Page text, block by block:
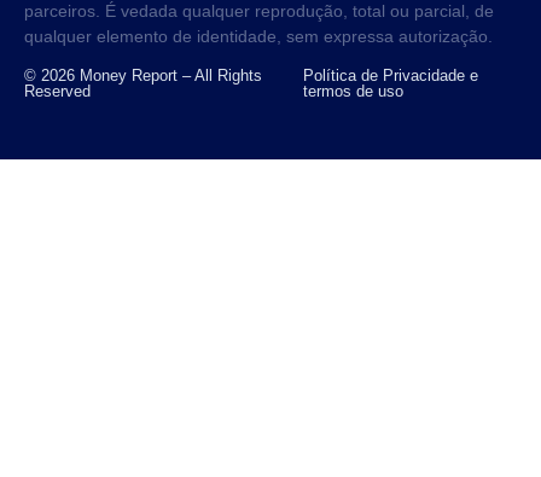
parceiros. É vedada qualquer reprodução, total ou parcial, de
qualquer elemento de identidade, sem expressa autorização.
© 2026 Money Report – All Rights
Reserved
Política de Privacidade e
termos de uso